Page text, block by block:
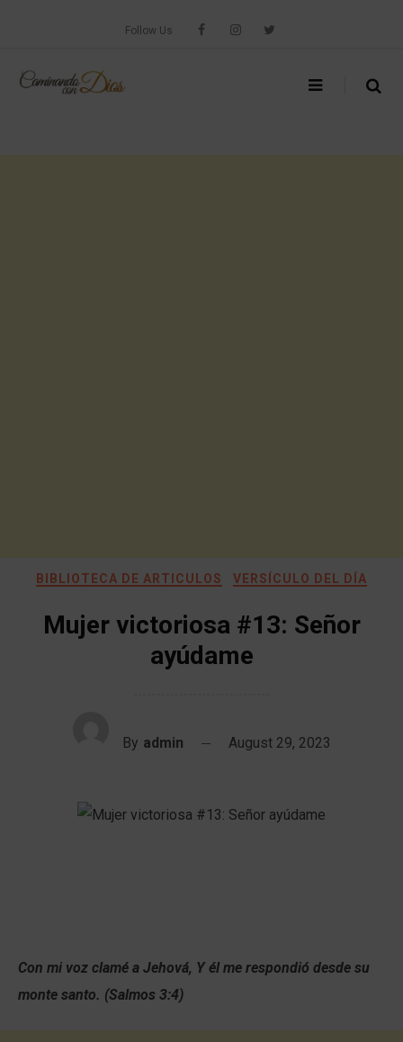
Follow Us
BIBLIOTECA DE ARTICULOS VERSÍCULO DEL DÍA
Mujer victoriosa #13: Señor
ayúdame
By admin August 29, 2023
Con mi voz clamé a Jehová, Y él me respondió desde su
monte santo. (Salmos 3:4)